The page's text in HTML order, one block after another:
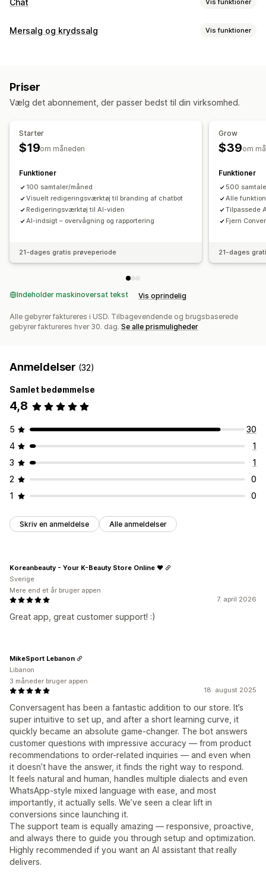
Chat Vis funktioner
Beskeder i realtid
Automatiske svar
Rabatter
Ofte stillede spørgsmål
Hilsner
Krydssalg
Tilpasning
Velkomsthilsner
Chatknapper Agentavatar
Mersalg og krydssalg Vis funktioner
Pop op-vinduer
Anbefalinger med kunstig intelligens
Forslag til optimering
Priser
Vælg det abonnement, der passer bedst til din virksomhed.
Starter
$19om måneden
Funktioner
100 samtaler/måned
Visuelt redigeringsværktøj til branding af chatbot
Redigeringsværktøj til AI-viden
AI-indsigt – overvågning og rapportering
21-dages gratis prøveperiode
Grow
$39om
Funktioner
500
Alle
Tilpassede
Fjern
21-dages
Indeholder maskinoversat tekst Vis oprindelig
Alle gebyrer faktureres i USD. Tilbagevendende og brugsbaserede
gebyrer faktureres hver 30. dag. Se alle prismuligheder
Anmeldelser (32)
Samlet bedømmelse
4,8
5
30
4
1
3
1
2
0
1
0
Skriv en anmeldelse Alle anmeldelser
7. april 2026
Great app, great customer support! :)
Koreanbeauty - Your K-Beauty Store Online ♥
Sverige
Mere end et år bruger appen
18. august 2025
Conversagent has been a fantastic addition to our store. It’s
super intuitive to set up, and after a short learning curve, it
quickly became an absolute game-changer. The bot answers
customer questions with impressive accuracy — from product
recommendations to order-related inquiries — and even when
it doesn’t have the answer, it finds the right way to respond.
It feels natural and human, handles multiple dialects and even
WhatsApp-style mixed language with ease, and most
importantly, it actually sells. We’ve seen a clear lift in
conversions since launching it.
The support team is equally amazing — responsive, proactive,
and always there to guide you through setup and optimization.
Highly recommended if you want an AI assistant that really
delivers.
MikeSport Lebanon
Libanon
3 måneder bruger appen